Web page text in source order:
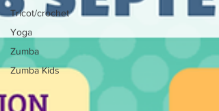
Tricot/crochet
Yoga
Zumba
Zumba Kids